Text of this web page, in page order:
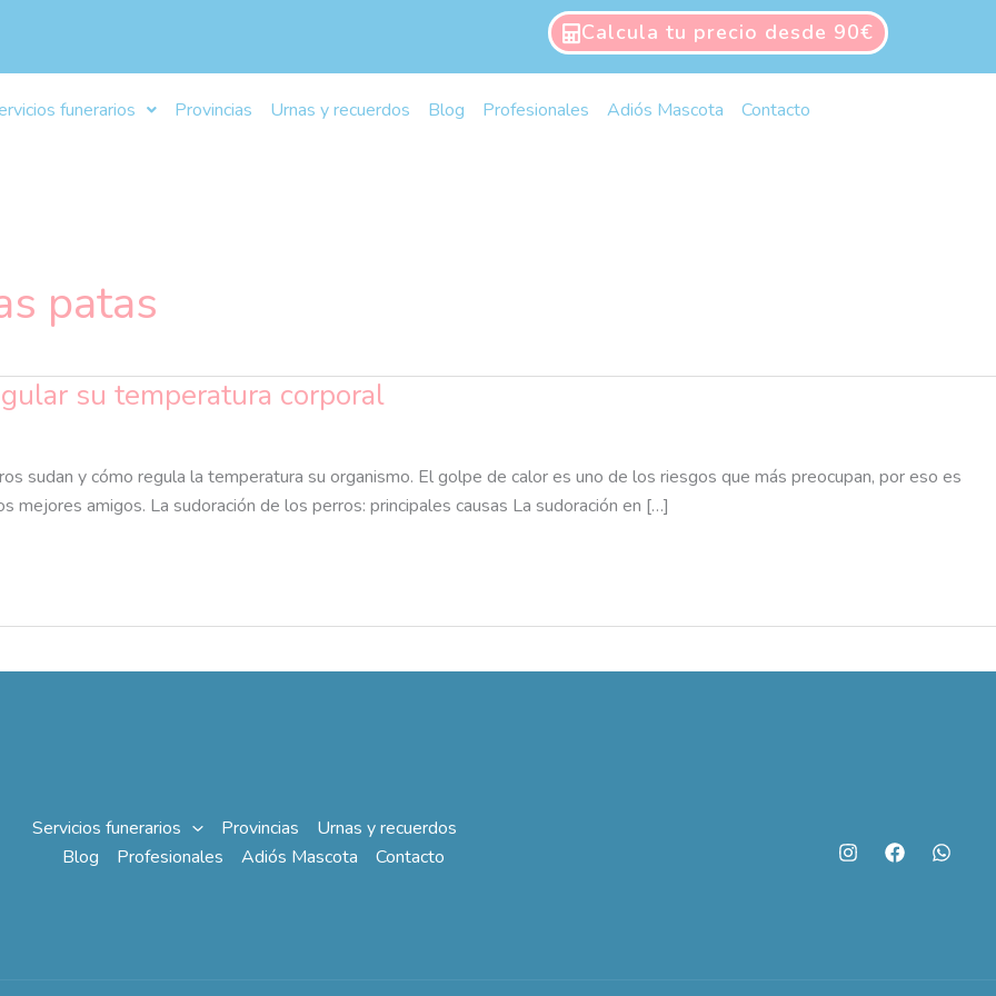
Calcula tu precio desde 90€
funerarios Provincias Urnas y recuerdos Blog Profesionales Adiós Mascota Contacto
patas
su temperatura corporal
sudan y cómo regula la temperatura su organismo. El golpe de calor es uno de los riesgos que más preocupan, por eso es
amigos. La sudoración de los perros: principales causas La sudoración en […]
Servicios funerarios Provincias
Urnas y recuerdos
Blog
Profesionales Adiós Mascota Contacto